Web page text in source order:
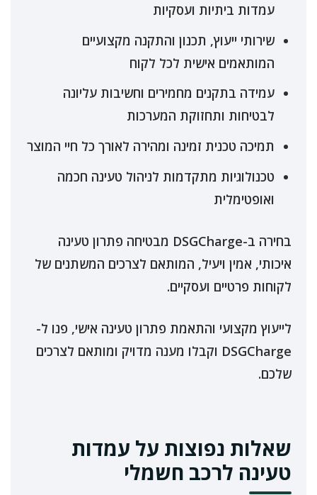
עמדות ביתיות ועסקיות
שירותי ייעוץ, תכנון והתקנה מקצועיים
המותאמים אישית לכל לקוח
עמידה בתקנים מחמירים וחשיבות עליונה
לבטיחות ותחזוקת המערכות
תמיכה טכנית זמינה ומהירה לאורך כל חיי המוצר
טכנולוגיות מתקדמות לניהול טעינה חכמה
ואופטימלית
בחירה ב-DSGCharge מבטיחה פתרון טעינה
איכותי, אמין ויעיל, המותאם לצרכים המשתנים של
לקוחות פרטיים ועסקיים.
לייעוץ מקצועי והתאמת פתרון טעינה אישי, פנו ל-
DSGCharge וקבלו מענה מדויק ומותאם לצרכים
שלכם.
שאלות נפוצות על עמדות
טעינה לרכב חשמלי